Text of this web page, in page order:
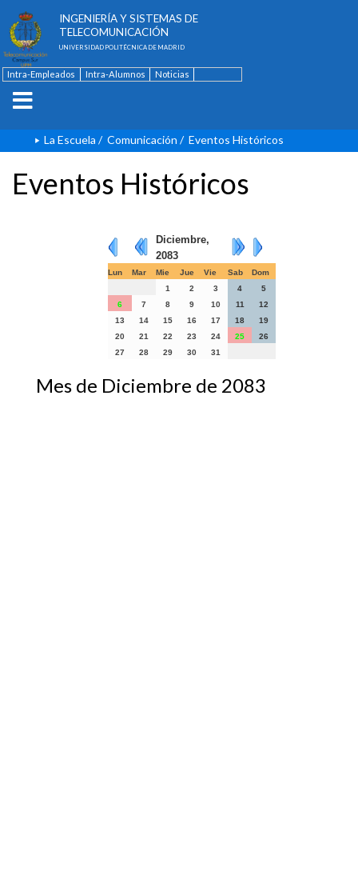
INGENIERÍA Y SISTEMAS DE
TELECOMUNICACIÓN
UNIVERSIDAD POLITÉCNICA DE MADRID
Intra-Empleados Intra-Alumnos
Noticias
La Escuela / Comunicación / Eventos Históricos
Eventos Históricos
Diciembre,
2083
Lun Mar Mie Jue Vie Sab
Dom
1
2 3 4
5
6
7 8 9 10 11
12
13
14 15 16 17 18
19
20
21 22 23 24 25
26
27
28 29 30 31
Mes de Diciembre de 2083